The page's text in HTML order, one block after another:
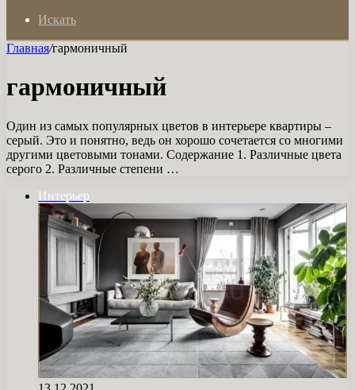
Искать
Главная/гармоничный
гармоничный
Один из самых популярных цветов в интерьере квартиры –
серый. Это и понятно, ведь он хорошо сочетается со многими
другими цветовыми тонами. Содержание 1. Различные цвета
серого 2. Различные степени …
Интерьер